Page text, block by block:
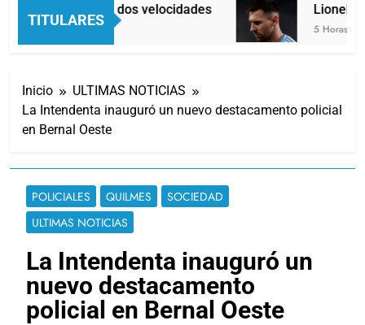
TITULARES
Economía en dos velocidades
4 Horas Atrás
Lionel
5 Horas Atrás
Inicio
ULTIMAS NOTICIAS
La Intendenta inauguró un nuevo destacamento policial
en Bernal Oeste
POLICIALES QUILMES
SOCIEDAD
ULTIMAS NOTICIAS
La Intendenta inauguró un
nuevo destacamento
policial en Bernal Oeste